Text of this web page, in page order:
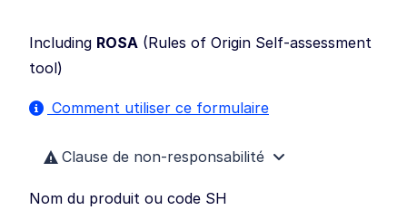
Including ROSA (Rules of Origin Self-assessment
tool)
Comment utiliser ce formulaire
Clause de non-responsabilité
Nom du produit ou code SH